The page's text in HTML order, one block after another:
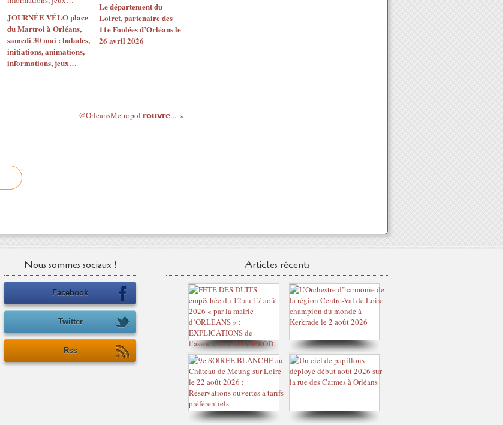
JOURNÉE VÉLO place
du Martroi à Orléans,
samedi 30 mai : balades,
initiations, animations,
informations, jeux…
Le département du
Loiret, partenaire des
11e Foulées d’Orléans le
26 avril 2026
@OrleansMetropol 𝗿𝗼𝘂𝘃𝗿𝗲...
Nous sommes sociaux !
Facebook
Twitter
Rss
Articles récents